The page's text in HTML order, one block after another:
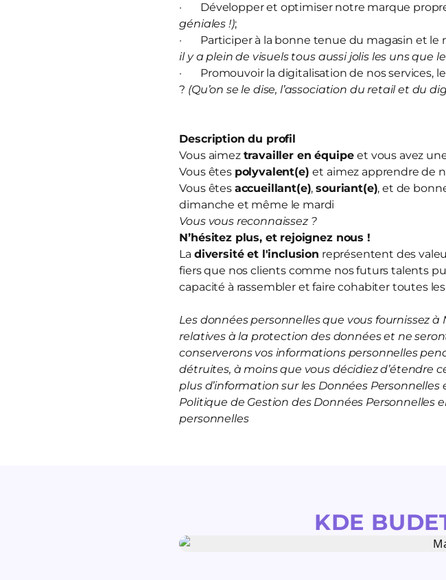
· Développer et optimiser notre marque
géniales !);
· Participer à la bonne tenue du magasin et le
il y a plein de visuels tous aussi jolis les uns que
· Promouvoir la digitalisation de nos services,
? (Qu’on se le dise, l’association du retail et du
Description du profil
Vous aimez travailler en équipeet vous avez
Vous êtes polyvalent(e)et aimez apprendre de
Vous êtes accueillant(e),souriant(e), et de
dimanche et même le mardi
Vous vous reconnaissez ?
N’hésitez plus, et rejoignez nous !
La diversité et l'inclusion représentent des
fiers que nos clients comme nos futurs talents
capacité à rassembler et faire cohabiter toutes
Les données personnelles que vous fournissez
relatives à la protection des données et ne
conserverons vos informations personnelles
détruites, à moins que vous décidiez d’étendre
plus d’information sur les Données
Politique de Gestion des Données
personnelles
KDE